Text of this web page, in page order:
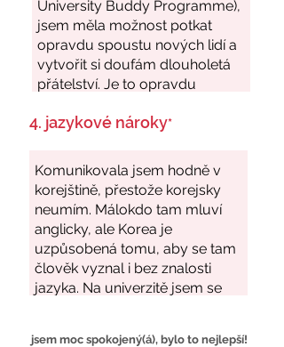
4. jazykové nároky*
jsem moc spokojený(á), bylo to nejlepší!